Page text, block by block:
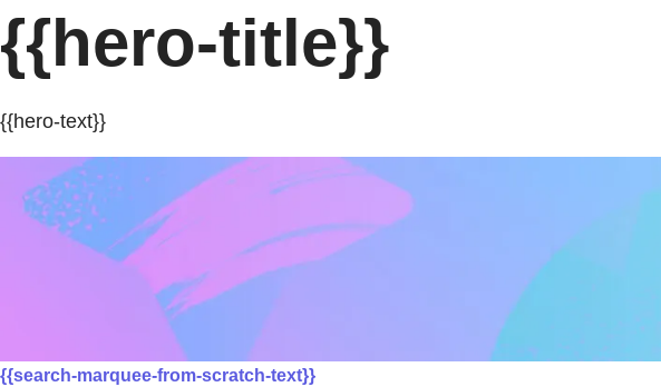
{{hero-title}}
{{hero-text}}
{{search-marquee-from-scratch-text}}